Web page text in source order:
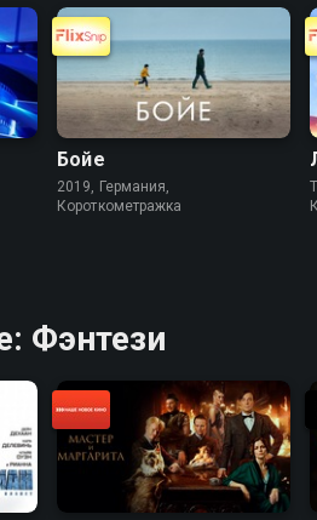
Бойе
2019, Германия,
Короткометражка
Фэнтези